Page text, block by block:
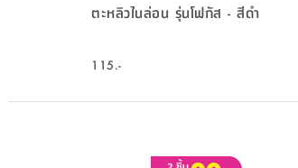
ตะหลิวไนล่อน รุ่นโฟกัส - สีดำ
115.-